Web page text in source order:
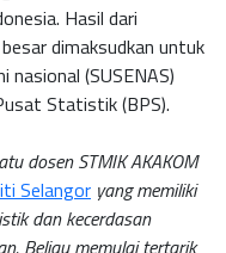
Hasil dari
dimaksudkan untuk
(SUSENAS)
Statistik (BPS).
dosen STMIK AKAKOM
Selangor yang memiliki
dan kecerdasan
Beliau memulai tertarik